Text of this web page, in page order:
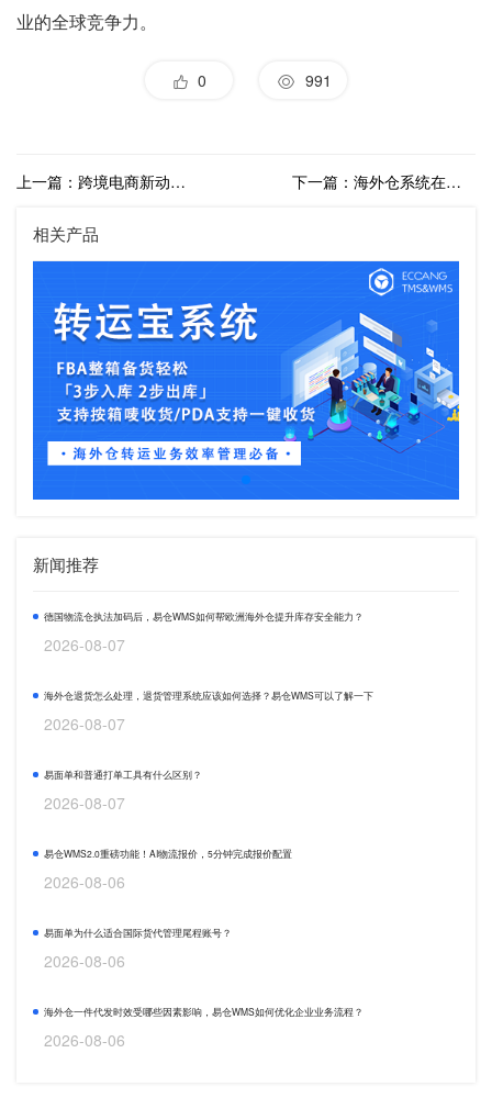
业的全球竞争力。
0 991
上一篇：跨境电商新动力：易仓海外仓系统助力企业提升尾程配送效率 下一篇：海外仓系统在跨境电商物流中的重要性分析
相关产品
新闻推荐
德国物流仓执法加码后，易仓WMS如何帮欧洲海外仓提升库存安全能力？
2026-08-07
海外仓退货怎么处理，退货管理系统应该如何选择？易仓WMS可以了解一下
2026-08-07
易面单和普通打单工具有什么区别？
2026-08-07
易仓WMS2.0重磅功能！AI物流报价，5分钟完成报价配置
2026-08-06
易面单为什么适合国际货代管理尾程账号？
2026-08-06
海外仓一件代发时效受哪些因素影响，易仓WMS如何优化企业业务流程？
2026-08-06